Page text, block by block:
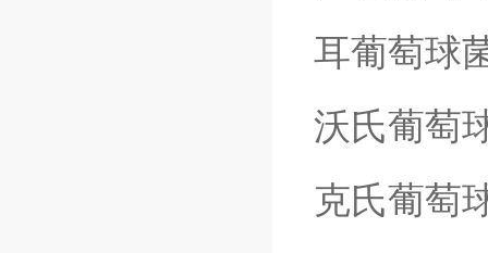
耳葡萄球
沃氏葡萄
克氏葡萄